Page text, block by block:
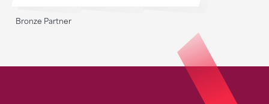
Bronze Partner